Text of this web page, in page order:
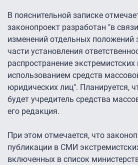
В пояснительной записке
законопроект разработан "в
изменений отдельных положений
части установления
распространение
использованием средств
юридических лиц". Планируется,
будет учредитель средства
его редакция.
При этом отмечается, что
публикации в СМИ
включенных в список